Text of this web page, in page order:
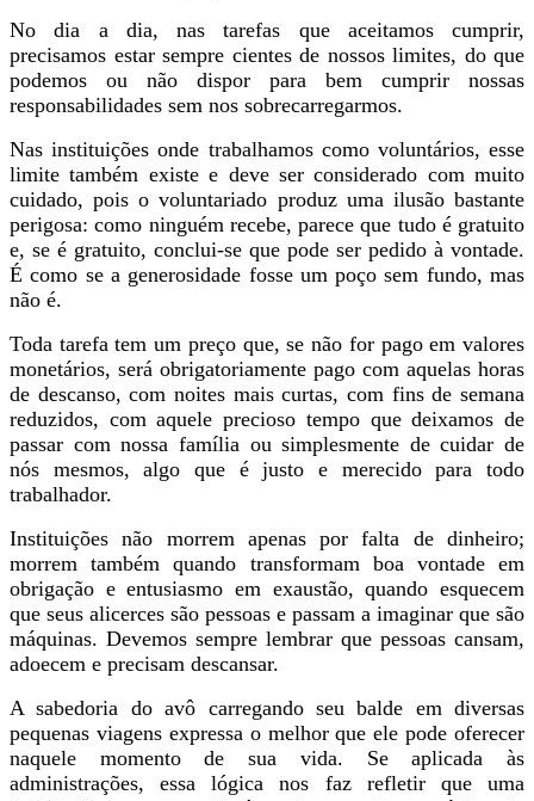
No dia a dia, nas tarefas que aceitamos cumprir,
precisamos estar sempre cientes de nossos limites, do que
podemos ou não dispor para bem cumprir nossas
responsabilidades sem nos sobrecarregarmos.
Nas instituições onde trabalhamos como voluntários, esse
limite também existe e deve ser considerado com muito
cuidado, pois o voluntariado produz uma ilusão bastante
perigosa: como ninguém recebe, parece que tudo é gratuito
e, se é gratuito, conclui-se que pode ser pedido à vontade.
É como se a generosidade fosse um poço sem fundo, mas
não é.
Toda tarefa tem um preço que, se não for pago em valores
monetários, será obrigatoriamente pago com aquelas horas
de descanso, com noites mais curtas, com fins de semana
reduzidos, com aquele precioso tempo que deixamos de
passar com nossa família ou simplesmente de cuidar de
nós mesmos, algo que é justo e merecido para todo
trabalhador.
Instituições não morrem apenas por falta de dinheiro;
morrem também quando transformam boa vontade em
obrigação e entusiasmo em exaustão, quando esquecem
que seus alicerces são pessoas e passam a imaginar que são
máquinas. Devemos sempre lembrar que pessoas cansam,
adoecem e precisam descansar.
A sabedoria do avô carregando seu balde em diversas
pequenas viagens expressa o melhor que ele pode oferecer
naquele momento de sua vida. Se aplicada às
administrações, essa lógica nos faz refletir que uma